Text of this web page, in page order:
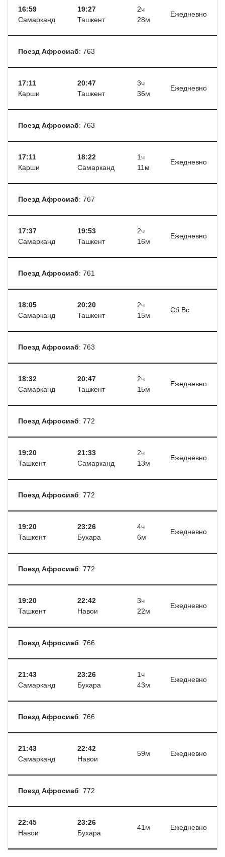
16:59
Самарканд
19:27
Ташкент
2ч
28м
Ежедневно
Поезд Афросиаб: 763
17:11
Карши
20:47
Ташкент
3ч
36м
Ежедневно
Поезд Афросиаб: 763
17:11
Карши
18:22
Самарканд
1ч
11м
Ежедневно
Поезд Афросиаб: 767
17:37
Самарканд
19:53
Ташкент
2ч
16м
Ежедневно
Поезд Афросиаб: 761
18:05
Самарканд
20:20
Ташкент
2ч
15м
Сб Вс
Поезд Афросиаб: 763
18:32
Самарканд
20:47
Ташкент
2ч
15м
Ежедневно
Поезд Афросиаб: 772
19:20
Ташкент
21:33
Самарканд
2ч
13м
Ежедневно
Поезд Афросиаб: 772
19:20
Ташкент
23:26
Бухара
4ч
6м
Ежедневно
Поезд Афросиаб: 772
19:20
Ташкент
22:42
Навои
3ч
22м
Ежедневно
Поезд Афросиаб: 766
21:43
Самарканд
23:26
Бухара
1ч
43м
Ежедневно
Поезд Афросиаб: 766
21:43
Самарканд
22:42
Навои
59м Ежедневно
Поезд Афросиаб: 772
22:45
Навои
23:26
Бухара
41м Ежедневно